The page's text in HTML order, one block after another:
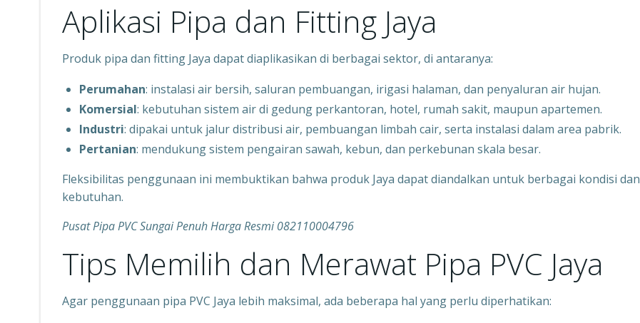
Aplikasi Pipa dan Fitting Jaya
Produk pipa dan fitting Jaya dapat diaplikasikan di berbagai sektor, di antaranya:
Perumahan: instalasi air bersih, saluran pembuangan, irigasi halaman, dan penyaluran air hujan.
Komersial: kebutuhan sistem air di gedung perkantoran, hotel, rumah sakit, maupun apartemen.
Industri: dipakai untuk jalur distribusi air, pembuangan limbah cair, serta instalasi dalam area pabrik.
Pertanian: mendukung sistem pengairan sawah, kebun, dan perkebunan skala besar.
Fleksibilitas penggunaan ini membuktikan bahwa produk Jaya dapat diandalkan untuk berbagai kondisi dan
kebutuhan.
Pusat Pipa PVC Sungai Penuh Harga Resmi 082110004796
Tips Memilih dan Merawat Pipa PVC Jaya
Agar penggunaan pipa PVC Jaya lebih maksimal, ada beberapa hal yang perlu diperhatikan: